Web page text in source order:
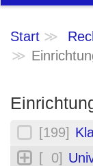
Start
[199]
[ 0]